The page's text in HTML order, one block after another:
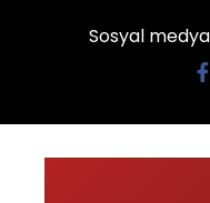
Sosyal